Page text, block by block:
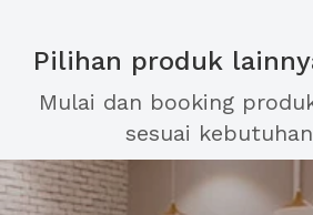
Pilihan produk
Mulai dan booking
sesuai